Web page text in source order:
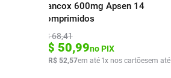
Flancox 600mg Apsen 14
Comprimidos
R$68,41
R$ 50,99no PIX
R$ 52,57em até 1x nos cartõesem até